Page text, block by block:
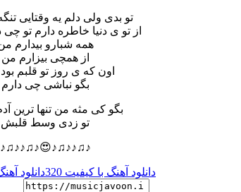
تو بدی ولی دلم یه وقتایی
از تو ی دنیا خاطره دارم تو
همه شبارو بیدارم
از همچی بیزارم من
اون که ی روز تو قلبم
بگو نباشی چی دارم
بگو کی مثه من تنها ترین
تو زدی وسط قلبش
♪♫♪♪♫♪😍♪♫♪♪♫♪
دانلود آهنگ با کیفیت 320 دانلود